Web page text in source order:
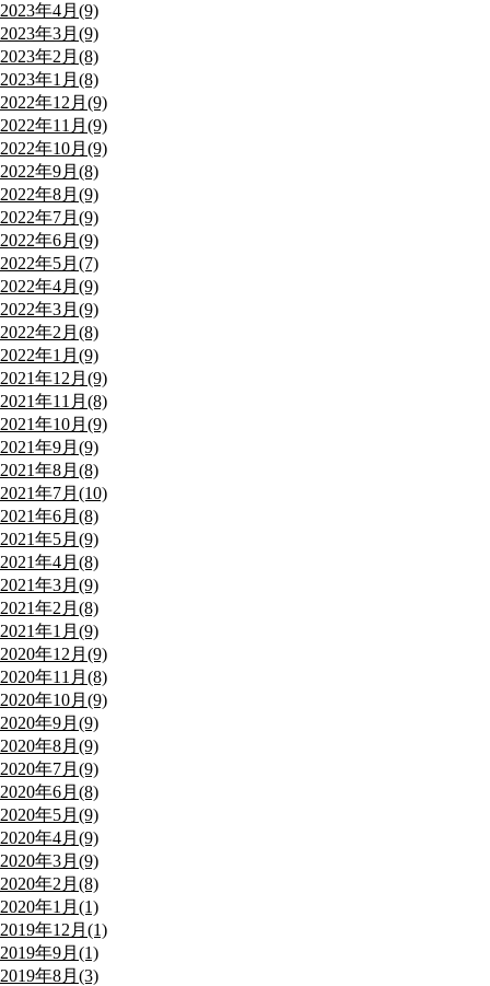
2023年4月(9)
2023年3月(9)
2023年2月(8)
2023年1月(8)
2022年12月(9)
2022年11月(9)
2022年10月(9)
2022年9月(8)
2022年8月(9)
2022年7月(9)
2022年6月(9)
2022年5月(7)
2022年4月(9)
2022年3月(9)
2022年2月(8)
2022年1月(9)
2021年12月(9)
2021年11月(8)
2021年10月(9)
2021年9月(9)
2021年8月(8)
2021年7月(10)
2021年6月(8)
2021年5月(9)
2021年4月(8)
2021年3月(9)
2021年2月(8)
2021年1月(9)
2020年12月(9)
2020年11月(8)
2020年10月(9)
2020年9月(9)
2020年8月(9)
2020年7月(9)
2020年6月(8)
2020年5月(9)
2020年4月(9)
2020年3月(9)
2020年2月(8)
2020年1月(1)
2019年12月(1)
2019年9月(1)
2019年8月(3)